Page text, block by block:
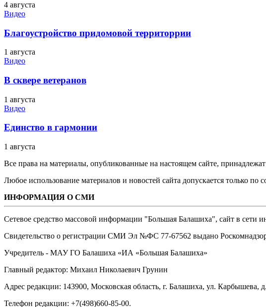
4 августа
Видео
Благоустройство придомовой территоррии
1 августа
Видео
В сквере ветеранов
1 августа
Видео
Единство в гармонии
1 августа
Все права на материалы, опубликованные на настоящем сайте,
Любое использование материалов и новостей сайта допускается только
ИНФОРМАЦИЯ О СМИ
Сетевое средство массовой информации "Большая Балашиха", сайт в сети
Свидетельство о регистрации СМИ Эл №ФС ‎77-67562 выдано
Учредитель - МАУ ГО Балашиха «ИА «Большая Балашиха»
Главный редактор: Михаил Николаевич Грунин
Адрес редакции: 143900, Московская область, г. Балашиха, ул. Карбышева,
Телефон редакции: +7(498)660-85-00.